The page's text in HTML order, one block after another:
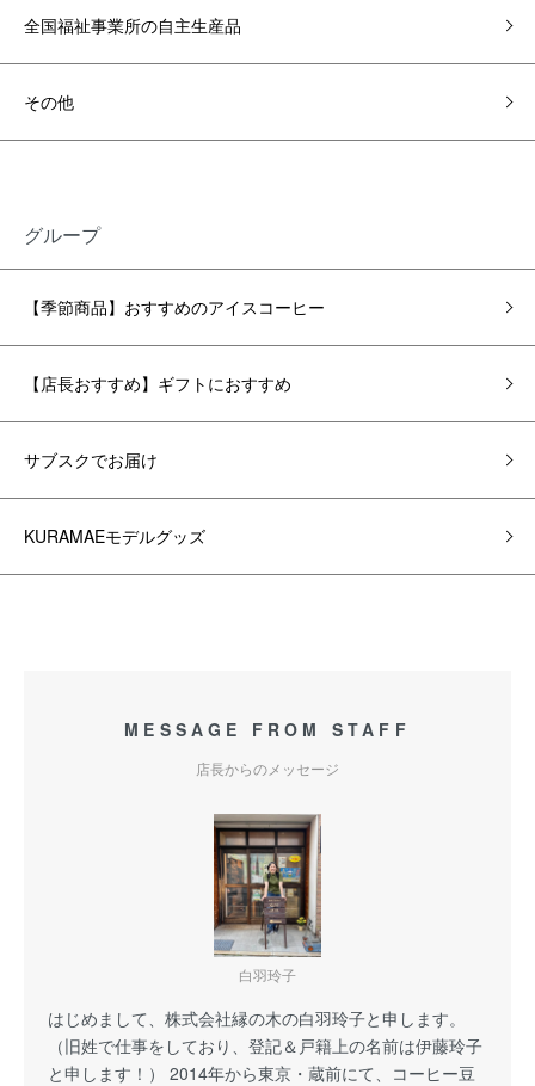
全国福祉事業所の自主生産品
その他
グループ
【季節商品】おすすめのアイスコーヒー
【店長おすすめ】ギフトにおすすめ
サブスクでお届け
KURAMAEモデルグッズ
MESSAGE FROM STAFF
店長からのメッセージ
白羽玲子
はじめまして、株式会社縁の木の白羽玲子と申します。
（旧姓で仕事をしており、登記＆戸籍上の名前は伊藤玲子
と申します！） 2014年から東京・蔵前にて、コーヒー豆